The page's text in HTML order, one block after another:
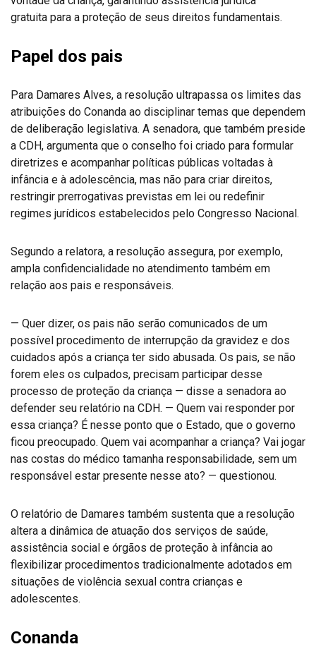
gratuita para a proteção de seus direitos fundamentais.
Papel dos pais
Para Damares Alves, a resolução ultrapassa os limites das
atribuições do Conanda ao disciplinar temas que dependem
de deliberação legislativa. A senadora, que também preside
a CDH, argumenta que o conselho foi criado para formular
diretrizes e acompanhar políticas públicas voltadas à
infância e à adolescência, mas não para criar direitos,
restringir prerrogativas previstas em lei ou redefinir
regimes jurídicos estabelecidos pelo Congresso Nacional.
Segundo a relatora, a resolução assegura, por exemplo,
ampla confidencialidade no atendimento também em
relação aos pais e responsáveis.
— Quer dizer, os pais não serão comunicados de um
possível procedimento de interrupção da gravidez e dos
cuidados após a criança ter sido abusada. Os pais, se não
forem eles os culpados, precisam participar desse
processo de proteção da criança — disse a senadora ao
defender seu relatório na CDH. — Quem vai responder por
essa criança? É nesse ponto que o Estado, que o governo
ficou preocupado. Quem vai acompanhar a criança? Vai jogar
nas costas do médico tamanha responsabilidade, sem um
responsável estar presente nesse ato? — questionou.
O relatório de Damares também sustenta que a resolução
altera a dinâmica de atuação dos serviços de saúde,
assistência social e órgãos de proteção à infância ao
flexibilizar procedimentos tradicionalmente adotados em
situações de violência sexual contra crianças e
adolescentes.
Conanda